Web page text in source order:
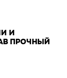
И
ПРОЧНЫЙ